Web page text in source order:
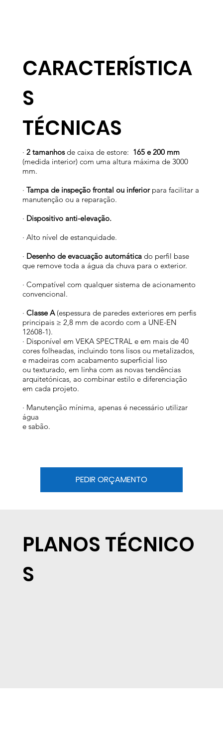
CARACTERÍSTICA
S
​TÉCNICAS
· 2 tamanhosde caixa de estore: 165 e 200 mm
(medida interior) com uma altura máxima de 3000
mm.
· Tampa de inspeção frontal ou inferior para facilitar a
manutenção ou a reparação.
· Dispositivo anti-elevação.
· Alto nível de estanquidade.
· Desenho de evacuação automáticado perfil base
que remove toda a água da chuva para o exterior.
· Compatível com qualquer sistema de acionamento
convencional.
· Classe A(espessura de paredes exteriores em perfis
principais ≥ 2,8 mm de acordo com a UNE-EN
12608-1).
· Disponível em VEKA SPECTRAL e em mais de 40
cores folheadas, incluindo tons lisos ou metalizados,
e madeiras com acabamento superficial liso
ou texturado, em linha com as novas tendências
arquitetónicas, ao combinar estilo e diferenciação
em cada projeto.
· Manutenção mínima, apenas é necessário utilizar
água
e sabão.
PEDIR ORÇAMENTO
PLANOS TÉCNICO
S